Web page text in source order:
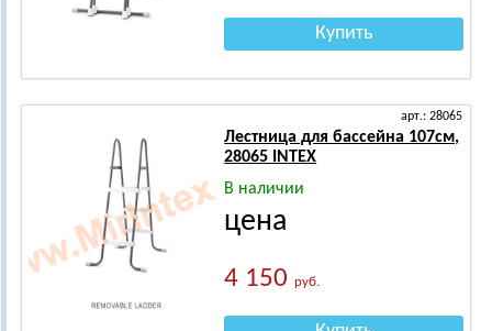
Купить
арт.: 28065
Лестница для бассейна 107см,
28065 INTEX
В наличии
цена
4 150руб.